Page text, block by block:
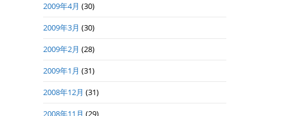
2009年4月 (30)
2009年3月 (30)
2009年2月 (28)
2009年1月 (31)
2008年12月 (31)
2008年11月 (29)